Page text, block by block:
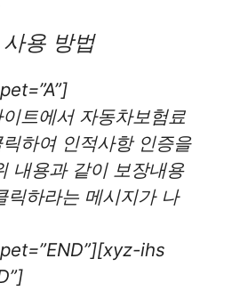
용 방법
트에서 자동차보험료
하여 인적사항 인증을
내용과 같이 보장내용
릭하라는 메시지가 나
ihs